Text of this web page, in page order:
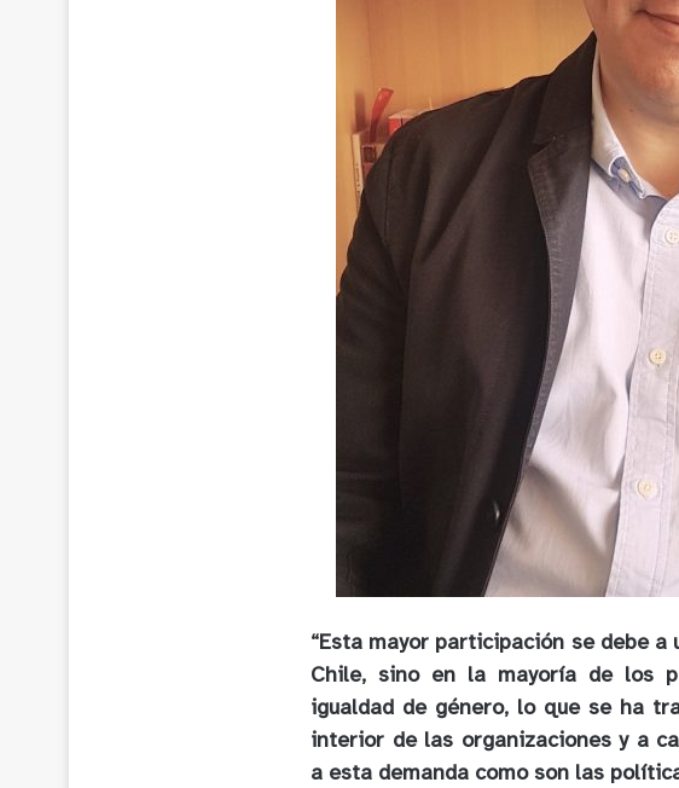
“Esta mayor participación se debe
Chile, sino en la mayoría de los
igualdad de género, lo que se ha
interior de las organizaciones y a
a esta demanda como son las